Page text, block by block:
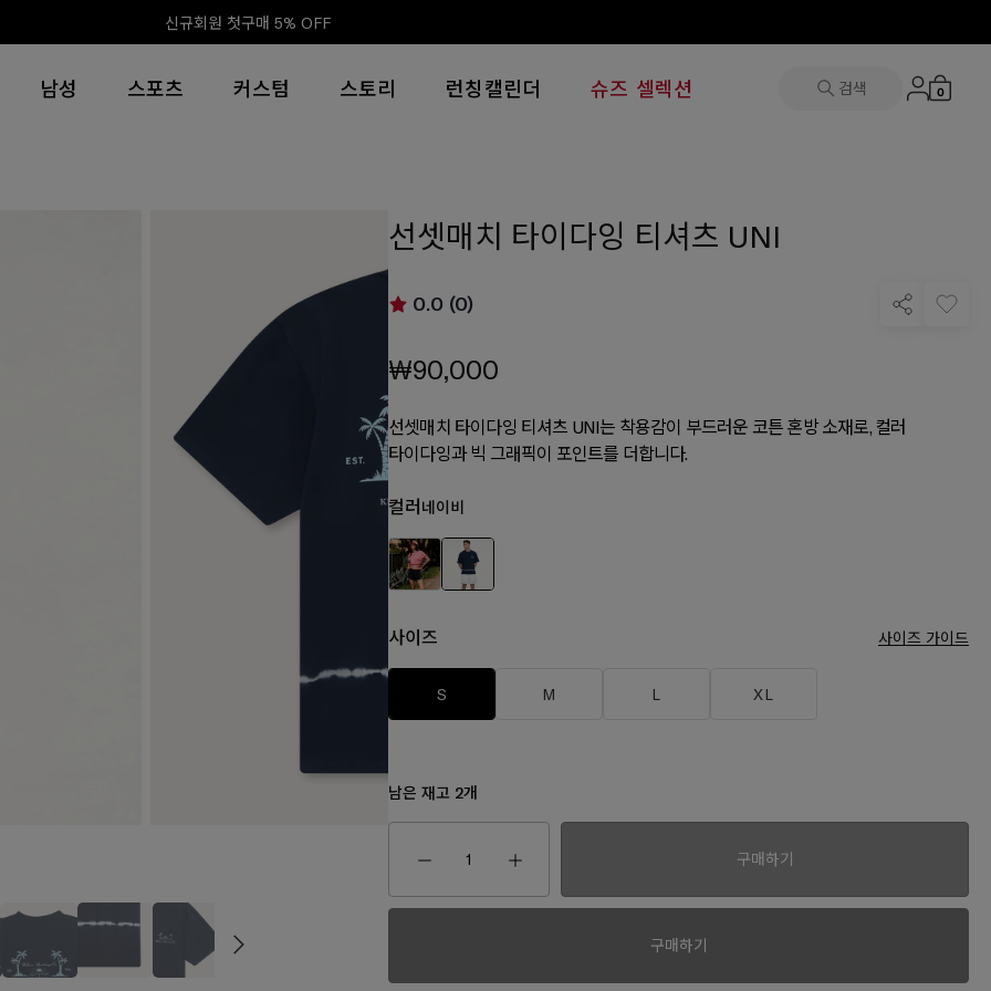
신규회원 첫구매 5% OFF
남성 스포츠 커스텀 스토리 런칭캘린더 슈즈 셀렉션 검색 0
선셋매치 타이다잉 티셔츠 UNI
0.0 (0)
₩90,000
선셋매치 타이다잉 티셔츠 UNI는 착용감이 부드러운 코튼 혼방 소재로, 컬러
타이다잉과 빅 그래픽이 포인트를 더합니다.
컬러 네이비
사이즈 사이즈 가이드
S M L XL
남은 재고 2개
구매하기
구매하기
₩160,000
₩80,000